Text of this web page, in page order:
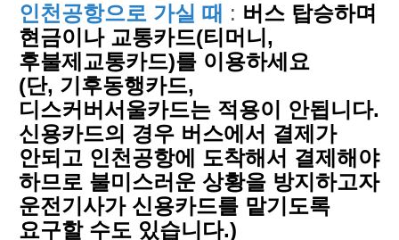
인천공항으로 가실 때 : 버스 탑승하며
현금이나 교통카드(티머니,
후불제교통카드)를 이용하세요
(단, 기후동행카드,
디스커버서울카드는 적용이 안됩니다.
신용카드의 경우 버스에서 결제가
안되고 인천공항에 도착해서 결제해야
하므로 불미스러운 상황을 방지하고자
운전기사가 신용카드를 맡기도록
요구할 수도 있습니다.)